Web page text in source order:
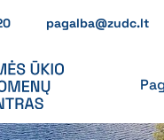
620 pagalba@zudc.lt